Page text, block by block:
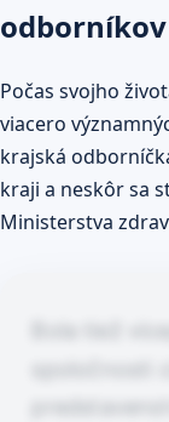
odborníkov
Počas svojho
viacero
krajská
kraji a neskôr sa
Ministerstva